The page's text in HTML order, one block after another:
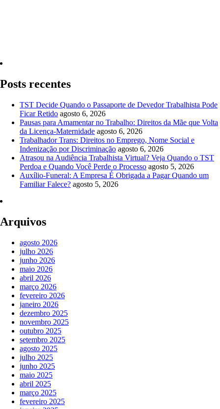
Posts recentes
TST Decide Quando o Passaporte de Devedor Trabalhista Pode
Ficar Retido agosto 6, 2026
Pausas para Amamentar no Trabalho: Direitos da Mãe que Volta
da Licença-Maternidade agosto 6, 2026
Trabalhador Trans: Direitos no Emprego, Nome Social e
Indenização por Discriminação agosto 6, 2026
Atrasou na Audiência Trabalhista Virtual? Veja Quando o TST
Perdoa e Quando Você Perde o Processo agosto 5, 2026
Auxílio-Funeral: A Empresa É Obrigada a Pagar Quando um
Familiar Falece? agosto 5, 2026
Arquivos
agosto 2026
julho 2026
junho 2026
maio 2026
abril 2026
março 2026
fevereiro 2026
janeiro 2026
dezembro 2025
novembro 2025
outubro 2025
setembro 2025
agosto 2025
julho 2025
junho 2025
maio 2025
abril 2025
março 2025
fevereiro 2025